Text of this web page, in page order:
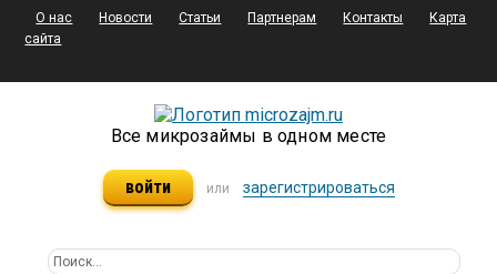
О нас Новости Статьи Партнерам Контакты
Карта
сайта
Все микрозаймы в одном месте
войти или зарегистрироваться